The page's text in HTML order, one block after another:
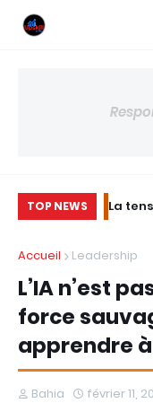
TOP NEWS
pas la
La
Accueil Leadership
L’IA n’est
force
apprendre
Bahia février 11,